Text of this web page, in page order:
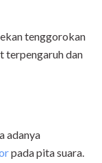
tenggorokan
terpengaruh dan
adanya
pada pita suara.